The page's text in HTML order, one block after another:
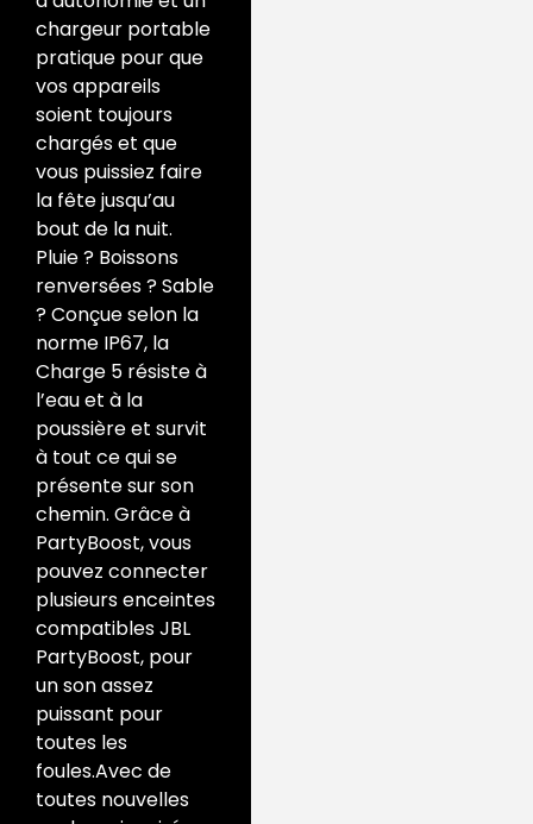
chargeur portable
pratique pour que
vos appareils
soient toujours
chargés et que
vous puissiez faire
la fête jusqu’au
bout de la nuit.
Pluie ? Boissons
renversées ?Sable
?Conçue selon la
norme IP67, la
Charge 5 résiste à
l’eau et à la
poussière et survit
à tout ce qui se
présente sur son
chemin. Grâce à
PartyBoost, vous
pouvez connecter
plusieurs enceintes
compatibles JBL
PartyBoost, pour
un son assez
puissant pour
toutes les
foules.Avec de
toutes nouvelles